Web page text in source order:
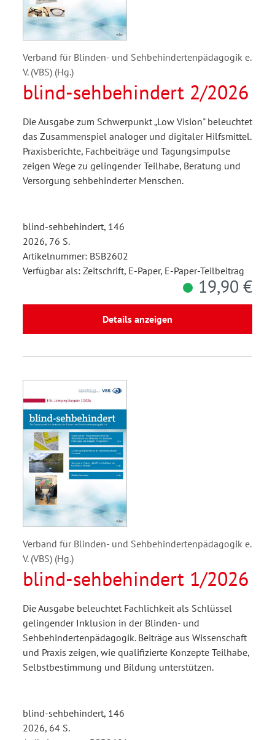
Verband für Blinden- und Sehbehindertenpädagogik e.
V. (VBS) (Hg.)
blind-sehbehindert 2/2026
Die Ausgabe zum Schwerpunkt „Low Vision" beleuchtet
das Zusammenspiel analoger und digitaler Hilfsmittel.
Praxisberichte, Fachbeiträge und Tagungsimpulse
zeigen Wege zu gelingender Teilhabe, Beratung und
Versorgung sehbehinderter Menschen.
blind-sehbehindert, 146
2026, 76 S.
Artikelnummer: BSB2602
Verfügbar als: Zeitschrift, E-Paper, E-Paper-Teilbeitrag
19,90 €
Details anzeigen
Verband für Blinden- und Sehbehindertenpädagogik e.
V. (VBS) (Hg.)
blind-sehbehindert 1/2026
Die Ausgabe beleuchtet Fachlichkeit als Schlüssel
gelingender Inklusion in der Blinden- und
Sehbehindertenpädagogik. Beiträge aus Wissenschaft
und Praxis zeigen, wie qualifizierte Konzepte Teilhabe,
Selbstbestimmung und Bildung unterstützen.
blind-sehbehindert, 146
2026, 64 S.